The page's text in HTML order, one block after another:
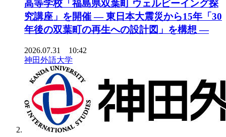
高等学校「福島県双葉町 ウェルビーイング探
究講座」を開催 ― 東日本大震災から15年「30
年後の双葉町の再生への設計図」を構想 ―
2026.07.31 10:42
神田外語大学